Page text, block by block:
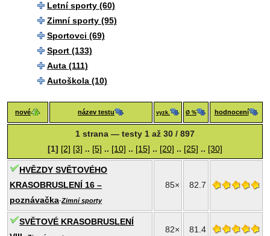
Letní sporty (60)
Zimní sporty (95)
Sportovci (69)
Sport (133)
Auta (111)
Autoškola (10)
nové název testu vyzk. Ø % hodnocení
1 strana — testy 1 až 30 / 897
[1] [2] [3] .. [5] .. [10] .. [15] .. [20] .. [25] .. [30]
HVĚZDY SVĚTOVÉHO
KRASOBRUSLENÍ 16 –
poznávačka-Zimní sporty
85× 82.7
SVĚTOVÉ KRASOBRUSLENÍ
82× 81.4